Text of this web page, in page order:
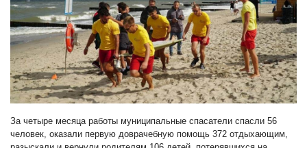
За четыре месяца работы муниципальные спасатели спасли 56
человек, оказали первую доврачебную помощь 372 отдыхающим,